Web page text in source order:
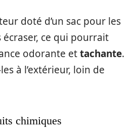
doté d’un sac pour les
écraser, ce qui pourrait
odorante ettachante.
à l’extérieur, loin de
chimiques